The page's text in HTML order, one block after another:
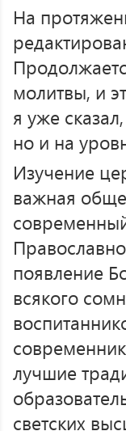
На
молитвы, и
я уже
но и на
Изучение
важная
появление
всякого
лучшие
светских